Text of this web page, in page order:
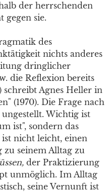
der herrschenden
gegen sie.
des
nichts anderes
dringlicher
die Reflexion bereits
schreibt Agnes Heller in
(1970). Die Frage nach
Wichtig ist
ist", sondern das
ist nicht leicht, einen
seinem Alltag zu
der Praktizierung
unmöglich. Im Alltag
seine Vernunft ist